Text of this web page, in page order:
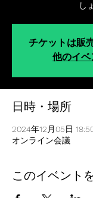
し
チケットは販
他のイベ
日時・場所
2024年12月05日
オンライン会議
このイベント